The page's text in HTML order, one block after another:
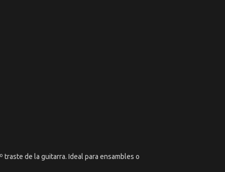
traste de la guitarra. Ideal para ensambles o